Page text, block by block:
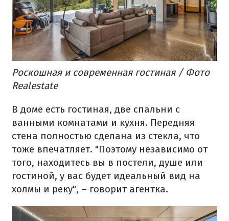
Роскошная и современная гостиная / Фото
Realestate
В доме есть гостиная, две спальни с
ванными комнатами и кухня. Передняя
стена полностью сделана из стекла, что
тоже впечатляет. "Поэтому независимо от
того, находитесь вы в постели, душе или
гостиной, у вас будет идеальный вид на
холмы и реку", – говорит агентка.